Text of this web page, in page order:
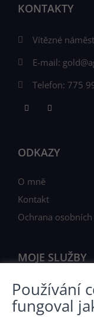
KONTAKTY
Vítězné
E-mail:
Telefon: 775
ODKAZY
O mně
Kontakt
Ochrana
MOJE SLUŽBY
Chci prodat
Nabídka
Používání
fungoval